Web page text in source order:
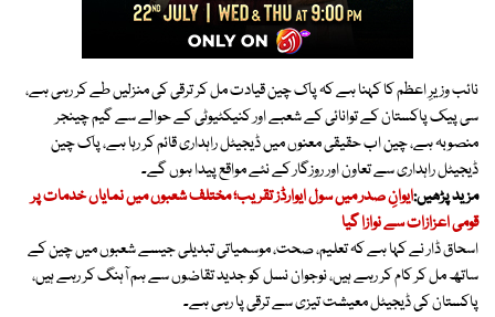
نائب وزیرِ اعظم کا کہنا ہے کہ پاک چین قیادت مل کر ترقی کی منزلیں طے کر رہی ہے،
سی پیک پاکستان کے توانائی کے شعبے اور کنیکٹیوٹی کے حوالے سے گیم چینجر
منصوبہ ہے، چین اب حقیقی معنوں میں ڈیجیٹل راہداری قائم کر رہا ہے، پاک چین
ڈیجیٹل راہداری سے تعاون اور روزگار کے نئے مواقع پیدا ہوں گے۔
مزید پڑھیں:ایوانِ صدر میں سول ایوارڈز تقریب؛ مختلف شعبوں میں نمایاں خدمات پر
قومی اعزازات سے نوازا گیا
اسحاق ڈار نے کہا ہے کہ تعلیم، صحت، موسمیاتی تبدیلی جیسے شعبوں میں چین کے
ساتھ مل کر کام کر رہے ہیں، نوجوان نسل کو جدید تقاضوں سے ہم آہنگ کر رہے ہیں،
پاکستان کی ڈیجیٹل معیشت تیزی سے ترقی پا رہی ہے۔